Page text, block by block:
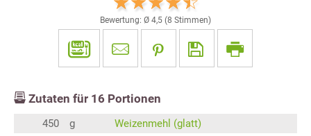
Bewertung: Ø 4,5 (8 Stimmen)
Zutaten für 16 Portionen
450 g
Weizenmehl (glatt)